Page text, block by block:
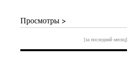
Просмотры >
[за последний месяц]